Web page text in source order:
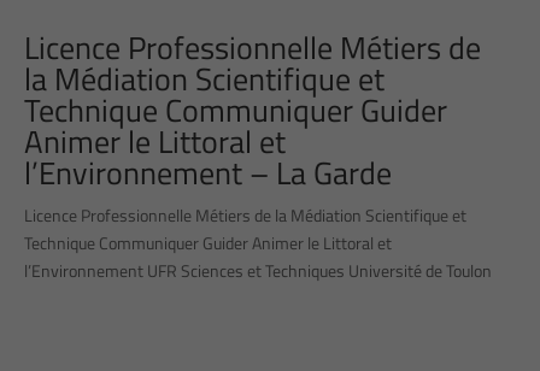
Licence Professionnelle Métiers de
la Médiation Scientifique et
Technique Communiquer Guider
Animer le Littoral et
l’Environnement – La Garde
Licence Professionnelle Métiers de la Médiation Scientifique et
Technique Communiquer Guider Animer le Littoral et
l’Environnement UFR Sciences et Techniques Université de Toulon